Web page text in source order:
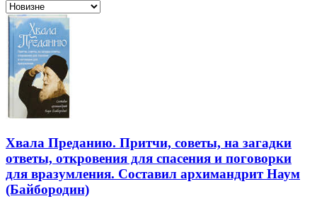
Хвала Преданию. Притчи, советы, на загадки
ответы, откровения для спасения и поговорки
для вразумления. Составил архимандрит Наум
(Байбородин)